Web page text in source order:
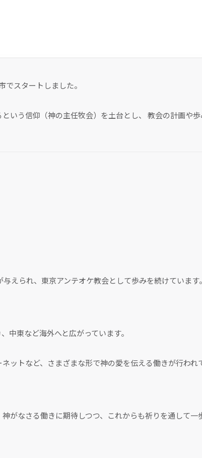
スタートしました。
いう信仰（神の主任牧会）を土台とし、 教会の計画や
えられ、東京アンテオケ教会として歩みを続けています。
中東など海外へと広がっています。
トなど、さまざまな形で神の愛を伝える働きが行われ
がなさる働きに期待しつつ、これからも祈りを通して一